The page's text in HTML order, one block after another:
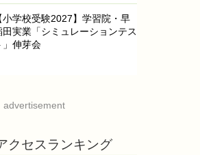
小学校受験2027】学習院・早
田実業「シミュレーションテス
」伸芽会
advertisement
クセスランキング